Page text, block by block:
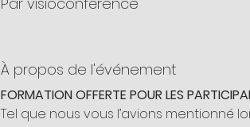
À propos de l'événement
FORMATION OFFERTE POUR LES
Tel que nous vous l’avions mentionné